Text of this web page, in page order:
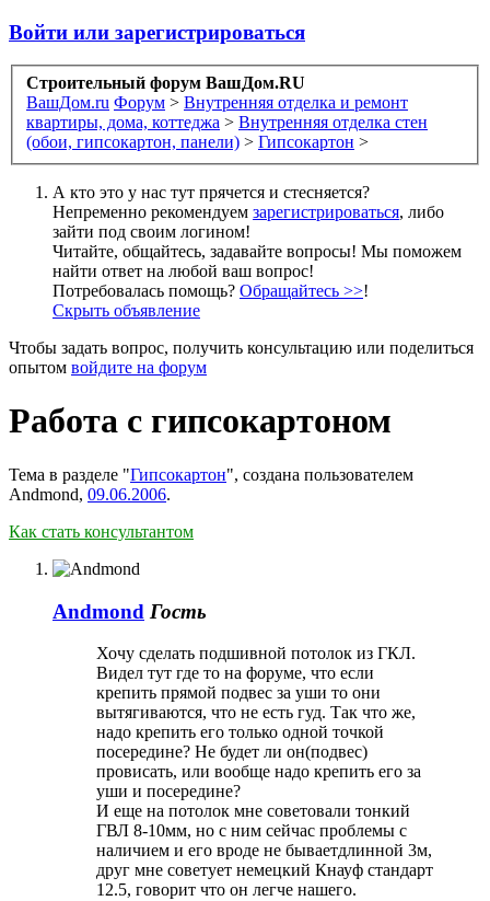
Войти или зарегистрироваться
Строительный форум ВашДом.RU
ВашДом.ru Форум > Внутренняя отделка и ремонт
квартиры, дома, коттеджа > Внутренняя отделка стен
(обои, гипсокартон, панели) > Гипсокартон >
А кто это у нас тут прячется и стесняется?
Непременно рекомендуем зарегистрироваться, либо
зайти под своим логином!
Читайте, общайтесь, задавайте вопросы! Мы поможем
найти ответ на любой ваш вопрос!
Потребовалась помощь? Обращайтесь >>!
Скрыть объявление
Чтобы задать вопрос, получить консультацию или поделиться
опытом войдите на форум
Работа с гипсокартоном
Тема в разделе "Гипсокартон", создана пользователем
Andmond, 09.06.2006.
Как стать консультантом
Andmond Гость
Хочу сделать подшивной потолок из ГКЛ.
Видел тут где то на форуме, что если
крепить прямой подвес за уши то они
вытягиваются, что не есть гуд. Так что же,
надо крепить его только одной точкой
посередине? Не будет ли он(подвес)
провисать, или вообще надо крепить его за
уши и посередине?
И еще на потолок мне советовали тонкий
ГВЛ 8-10мм, но с ним сейчас проблемы с
наличием и его вроде не бываетдлинной 3м,
друг мне советует немецкий Кнауф стандарт
12.5, говорит что он легче нашего.